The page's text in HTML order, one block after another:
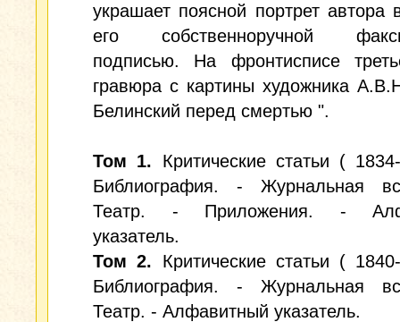
украшает поясной портрет автора
его собственноручной
подписью. На фронтисписе
гравюра с картины художника
Белинский перед смертью ".
Том 1. Критические статьи (
Библиография. - Журнальная
Театр. - Приложения. -
указатель.
Том 2. Критические статьи (
Библиография. - Журнальная
Театр. - Алфавитный указатель.